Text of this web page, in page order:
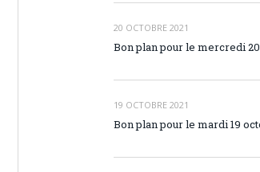
20 OCTOBRE 2021
Bon plan pour le mercredi
19 OCTOBRE 2021
Bon plan pour le mardi 19